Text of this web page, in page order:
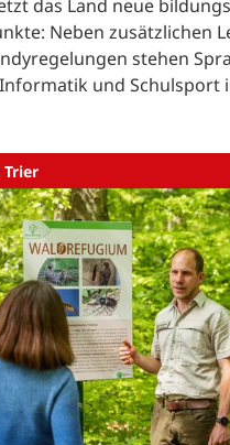
das Land neue
Neben zusätzlichen
stehen
und Schulsport